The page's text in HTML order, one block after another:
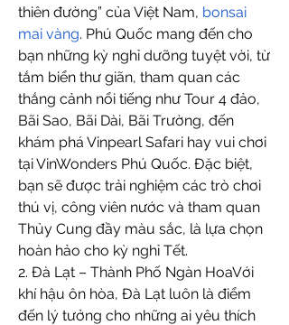
thiên đường” của Việt Nam, bonsai
mai vàng. Phú Quốc mang đến cho
bạn những kỳ nghỉ dưỡng tuyệt vời, từ
tắm biển thư giãn, tham quan các
thắng cảnh nổi tiếng như Tour 4 đảo,
Bãi Sao, Bãi Dài, Bãi Trường, đến
khám phá Vinpearl Safari hay vui chơi
tại VinWonders Phú Quốc. Đặc biệt,
bạn sẽ được trải nghiệm các trò chơi
thú vị, công viên nước và tham quan
Thủy Cung đầy màu sắc, là lựa chọn
hoàn hảo cho kỳ nghỉ Tết.
2. Đà Lạt – Thành Phố Ngàn HoaVới
khí hậu ôn hòa, Đà Lạt luôn là điểm
đến lý tưởng cho những ai yêu thích